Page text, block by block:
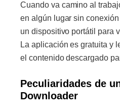
Cuando va camino al
en algún lugar sin
un dispositivo portátil para
La aplicación es gratuita y
el contenido descargado
Peculiaridades de
Downloader